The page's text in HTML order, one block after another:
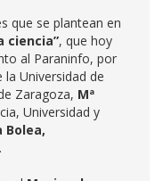
que se plantean en
ciencia”, que hoy
al Paraninfo, por
la Universidad de
Zaragoza, Mª
Universidad y
Bolea,